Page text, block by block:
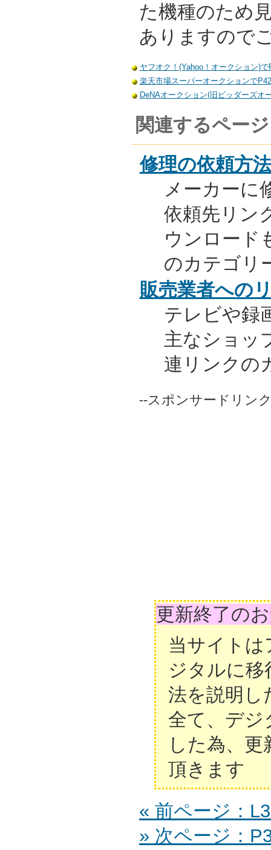
た機種のため
ありますので
ヤフオク！(Yahoo！オークション)で
楽天市場スーパーオークションで
DeNAオークション(旧ビッダーズオ
関連するページ
修理の依頼方法
メーカーに
依頼先リン
ウンロード
のカテゴリ
販売業者への
テレビや録
主なショッ
連リンクの
--スポンサードリン
更新終了の
当サイト
ジタルに移
法を説明し
全て、デジ
した為、
頂きます
« 前ページ：
» 次ページ：